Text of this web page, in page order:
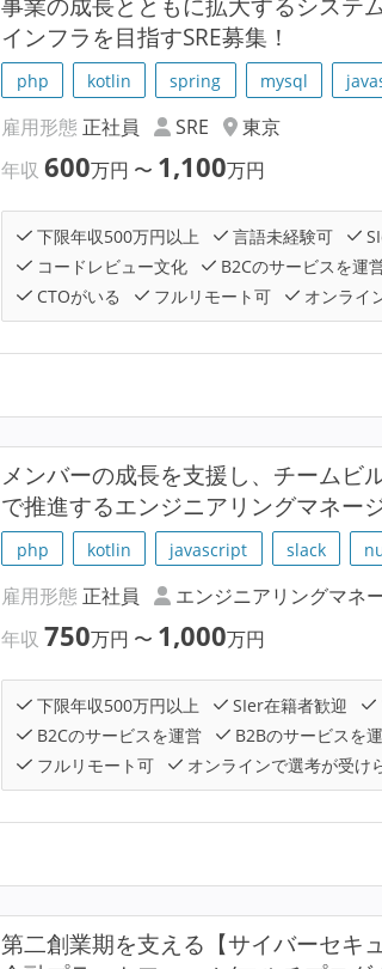
インフラを目指すSRE募集！
php kotlin spring mysql
雇用形態 正社員 SRE
東京
年収600万円 〜 1,100万円
下限年収500万円以上 言語未経験可
コードレビュー文化
B2Cのサービスを運
CTOがいる
フルリモート可 オンライ
メンバーの成長を支援し、チームビ
で推進するエンジニアリングマネー
php kotlin javascript slack
雇用形態 正社員 エンジニアリングマネ
年収750万円 〜 1,000万円
下限年収500万円以上 SIer在籍者歓迎
B2Cのサービスを運営
B2Bのサービスを
フルリモート可
オンラインで選考が受け
第二創業期を支える【サイバーセキ